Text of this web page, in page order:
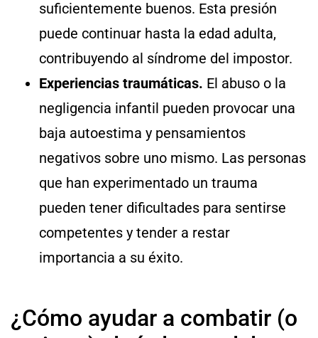
suficientemente buenos. Esta presión
puede continuar hasta la edad adulta,
contribuyendo al síndrome del impostor.
Experiencias traumáticas. El abuso o la
negligencia infantil pueden provocar una
baja autoestima y pensamientos
negativos sobre uno mismo. Las personas
que han experimentado un trauma
pueden tener dificultades para sentirse
competentes y tender a restar
importancia a su éxito.
¿Cómo ayudar a combatir (o